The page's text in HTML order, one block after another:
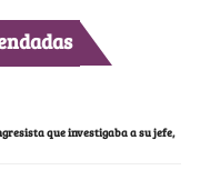
que investigaba a su jefe,